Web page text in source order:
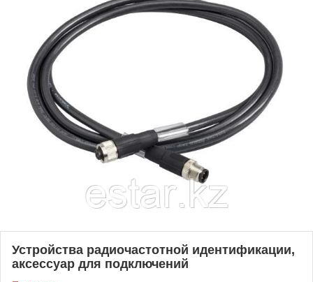
Устройства радиочастотной идентификации,
аксессуар для подключений